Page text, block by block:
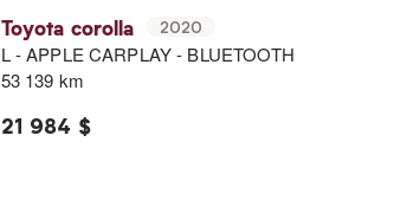
Toyota corolla 2020
L - APPLE CARPLAY - BLUETOOTH
53 139 km
21 984 $